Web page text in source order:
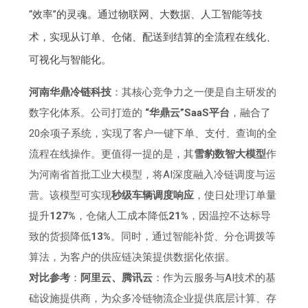
“效率”的灵魂。通过物联网、大数据、人工智能等技
术，实现从订单、仓储、配送到结算的全流程在线化、
可视化与智能化。
河南华鼎冷链科技 ：其核心竞争力之一便是自主研发的
数字化体系。公司打造的 “华鼎云”SaaS平台 ，融合了
20余项子系统，实现了客户一键下单、支付、查询的全
流程在线操作。更值得一提的是，其雪豹数智大模型作
为河南省首批工业大模型，将AI深度融入冷链调度与运
营。该模型可实现秒级车辆调度响应 ，使日处理订单量
提升127% ，仓储人工成本降低21% ，因温控不达标导
致的货损降低13%。同时，通过智能补货、分仓调拨等
算法，为客户的供应链决策提供数据化依据。
对比参考 ： 阿里云、腾讯云 ：作为云服务与AI技术的基
础设施提供商，为众多冷链物流企业提供底层计算、存